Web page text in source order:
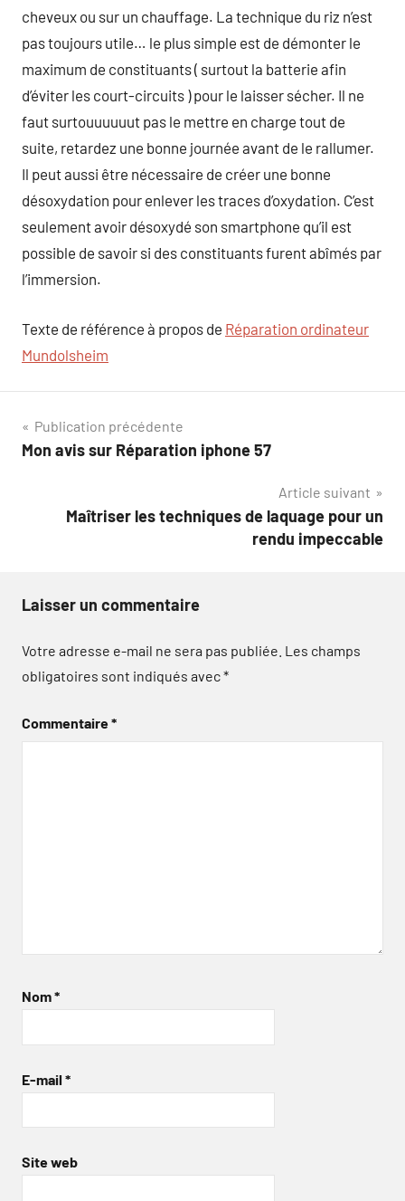
cheveux ou sur un chauffage. La technique du riz n’est
pas toujours utile… le plus simple est de démonter le
maximum de constituants ( surtout la batterie afin
d’éviter les court-circuits ) pour le laisser sécher. Il ne
faut surtouuuuuut pas le mettre en charge tout de
suite, retardez une bonne journée avant de le rallumer.
Il peut aussi être nécessaire de créer une bonne
désoxydation pour enlever les traces d’oxydation. C’est
seulement avoir désoxydé son smartphone qu’il est
possible de savoir si des constituants furent abîmés par
l’immersion.
Texte de référence à propos de Réparation ordinateur
Mundolsheim
Navigation
de
Publication précédente
Mon avis sur Réparation iphone 57
Article suivant
Maîtriser les techniques de laquage pour un
rendu impeccable
Laisser un commentaire
Votre adresse e-mail ne sera pas publiée. Les champs
obligatoires sont indiqués avec*
Commentaire*
Nom*
E-mail *
Site web